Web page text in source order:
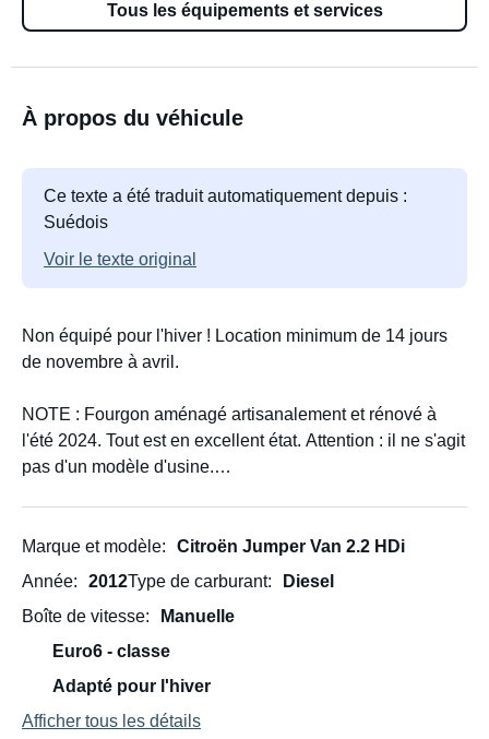
Tous les équipements et services
À propos du véhicule
Ce texte a été traduit automatiquement depuis :
Suédois
Voir le texte original
Non équipé pour l'hiver ! Location minimum de 14 jours
de novembre à avril.
NOTE : Fourgon aménagé artisanalement et rénové à
l'été 2024. Tout est en excellent état. Attention : il ne s'agit
pas d'un modèle d'usine.
mesurant jusqu'à 1,85 m.
Toilettes, plaque de cuisson au gaz, eau courante,
glacière.
ATTENTION : Le véhicule est équipé d'un ventilateur
Marque et modèle
Citroën Jumper Van 2.2 HDi
Année
2012Type de carburant
Diesel
Boîte de vitesse
Manuelle
Euro6 - classe
Adapté pour l'hiver
Afficher tous les détails